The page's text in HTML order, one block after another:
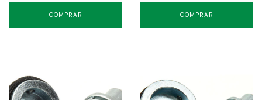
COMPRAR COMPRAR